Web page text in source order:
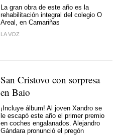
La gran obra de este año es la
rehabilitación integral del colegio O
Areal, en Camariñas
LA VOZ
San Cristovo con sorpresa
en Baio
¡Incluye álbum! Al joven Xandro se
le escapó este año el primer premio
en coches engalanados. Alejandro
Gándara pronunció el pregón